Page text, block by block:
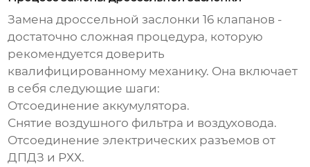
Заменадроссельной заслонки 16 клапанов -
достаточно сложная процедура, которую
рекомендуется доверить
квалифицированному механику. Она включает
в себя следующие шаги:
Отсоединение аккумулятора.
Снятие воздушного фильтра и воздуховода.
Отсоединение электрических разъемов от
ДПДЗ и РХХ.